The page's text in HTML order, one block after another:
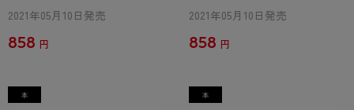
2021年05月10日発売
858 円
2021年05月10日発売
858 円